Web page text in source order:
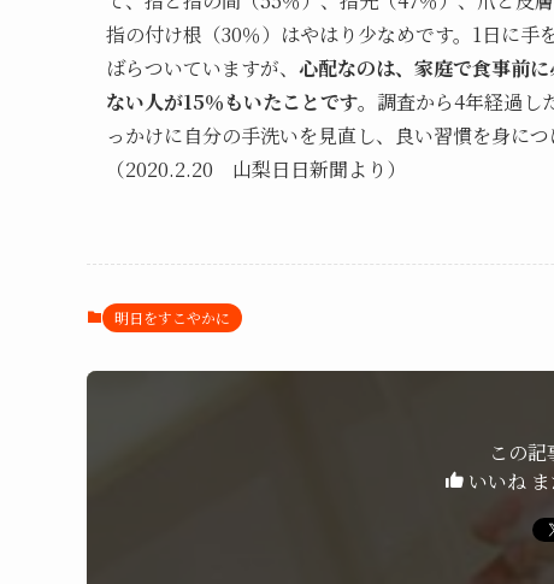
指の付け根（30％）はやはり少なめです。1日に手
ばらついていますが、 心配なのは、家庭で食事前
ない人が15％もいたことです。 調査から4年経過し
っかけに自分の手洗いを見直し、良い習慣を身につ
（2020.2.20 山梨日日新聞より）
明日をすこやかに
この
いいね ま